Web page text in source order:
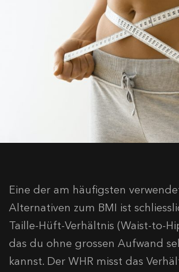
Eine der am häufigsten
Alternativen zum BMI ist
Taille-Hüft-Verhältnis (Waist-to-
das du ohne grossen Aufwand
kannst. Der WHR misst das